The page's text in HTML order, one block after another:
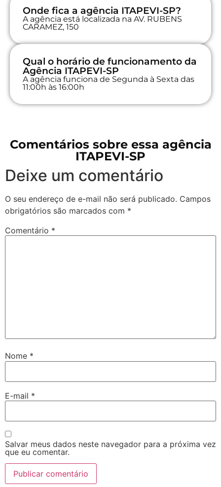
Onde fica a agência ITAPEVI-SP?
A agência está localizada na AV. RUBENS
CARAMEZ, 150
Qual o horário de funcionamento da
Agência ITAPEVI-SP
A agência funciona de Segunda à Sexta das
11:00h às 16:00h
Comentários sobre essa agência
ITAPEVI-SP
Deixe um comentário
O seu endereço de e-mail não será publicado. Campos
obrigatórios são marcados com *
Comentário *
Nome *
E-mail *
Salvar meus dados neste navegador para a próxima vez
que eu comentar.